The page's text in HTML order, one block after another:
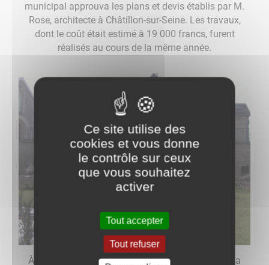
municipal approuva les plans et devis établis par M.
Rose, architecte à Châtillon-sur-Seine. Les travaux,
dont le coût était estimé à 19 000 francs, furent
réalisés au cours de la même année.
À l'arrière du monument se dresse une statue de la
Ce site utilise des
cookies et vous donne
le contrôle sur ceux
que vous souhaitez
activer
Tout accepter
Tout refuser